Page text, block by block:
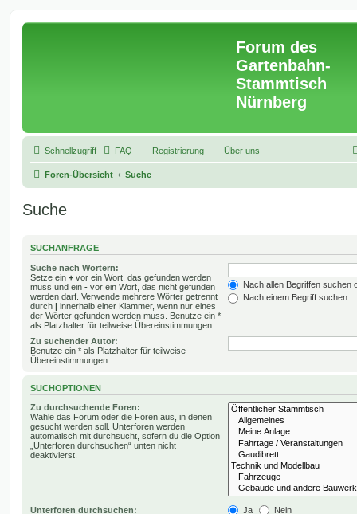
Forum des
Gartenbahn-
Stammtisch
Nürnberg
Schnellzugriff FAQ Registrierung Über uns
Foren-Übersicht Suche
Suche
SUCHANFRAGE
Suche nach Wörtern:
Setze ein + vor ein Wort, das gefunden werden
muss und ein - vor ein Wort, das nicht gefunden
werden darf. Verwende mehrere Wörter getrennt
durch | innerhalb einer Klammer, wenn nur eines
der Wörter gefunden werden muss. Benutze ein *
als Platzhalter für teilweise Übereinstimmungen.
Nach allen Begriffen suchen
Nach einem Begriff suchen
Zu suchender Autor:
Benutze ein * als Platzhalter für teilweise
Übereinstimmungen.
SUCHOPTIONEN
Zu durchsuchende Foren:
Wähle das Forum oder die Foren aus, in denen
gesucht werden soll. Unterforen werden
automatisch mit durchsucht, sofern du die Option
„Unterforen durchsuchen“ unten nicht
deaktivierst.
Unterforen durchsuchen: Ja Nein